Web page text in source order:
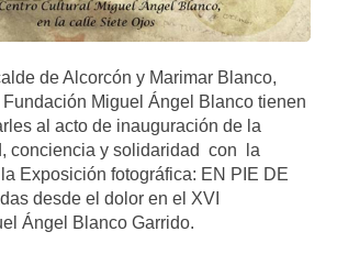
de Alcorcón y Marimar Blanco,
Miguel Ángel Blanco tienen
al acto de inauguración de la
conciencia y solidaridad con la
Exposición fotográfica: EN PIE DE
desde el dolor en el XVI
Ángel Blanco Garrido.